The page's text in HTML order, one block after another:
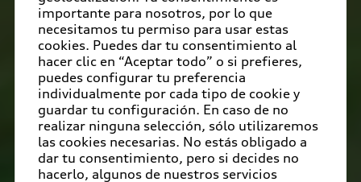
importante para nosotros, por lo que
necesitamos tu permiso para usar estas
cookies. Puedes dar tu consentimiento al
hacer clic en “Aceptar todo” o si prefieres,
puedes configurar tu preferencia
individualmente por cada tipo de cookie y
guardar tu configuración. En caso de no
realizar ninguna selección, sólo utilizaremos
las cookies necesarias. No estás obligado a
dar tu consentimiento, pero si decides no
hacerlo, algunos de nuestros servicios